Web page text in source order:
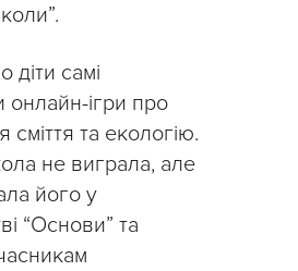
самі
онлайн-ігри про
сміття та екологію.
не виграла, але
його у
“Основи” та